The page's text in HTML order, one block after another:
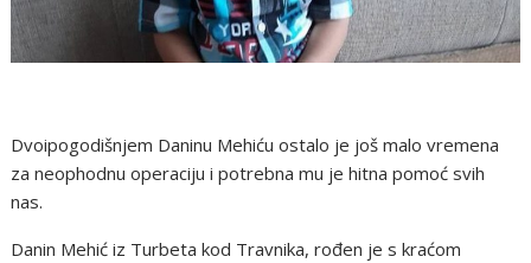
Dvoipogodišnjem Daninu Mehiću ostalo je još malo vremena
za neophodnu operaciju i potrebna mu je hitna pomoć svih
nas.
Danin Mehić iz Turbeta kod Travnika, rođen je s kraćom